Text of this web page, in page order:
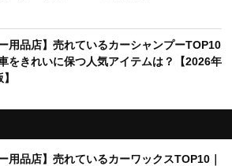
ー用品店】売れているカーシャンプーTOP10
車をきれいに保つ人気アイテムは？【2026年
ー用品店】売れているカーワックスTOP10｜